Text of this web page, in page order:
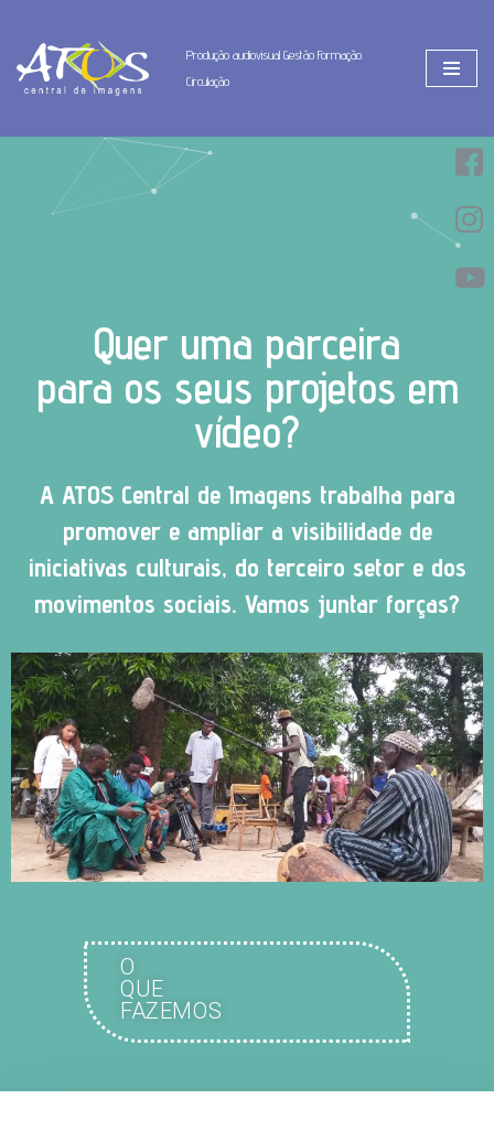
Pular
para
conteúdo
Produção audiovisual Gestão Formação
Circulação
Quer uma parceira
para os seus projetos em
vídeo?
A ATOS Central de Imagens trabalha para
promover e ampliar a visibilidade de
iniciativas culturais, do terceiro setor e dos
movimentos sociais. Vamos juntar forças?
O
QUE
FAZEMOS